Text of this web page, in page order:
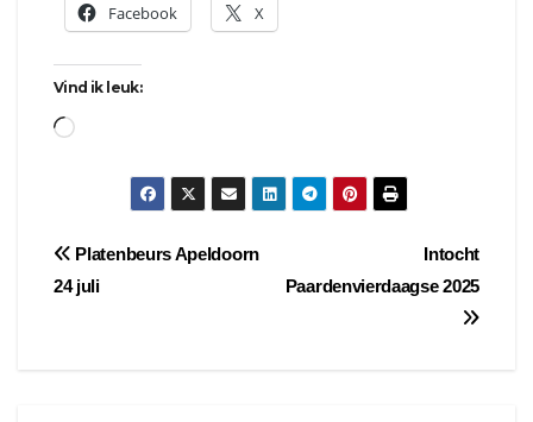
Facebook X
Vind ik leuk:
Aan
Bericht
navigatie
Intocht
Paardenvierdaagse 2025
Platenbeurs Apeldoorn
24 juli